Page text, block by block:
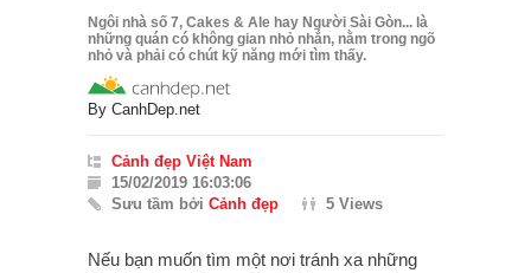
Ngôi nhà số 7, Cakes & Ale hay Người Sài Gòn... là
những quán có không gian nhỏ nhắn, nằm trong ngõ
nhỏ và phải có chút kỹ năng mới tìm thấy.
By CanhDep.net
Cảnh đẹp Việt Nam
15/02/2019 16:03:06
Sưu tầm bởi Cảnh đẹp 5 Views
Nếu bạn muốn tìm một nơi tránh xa những